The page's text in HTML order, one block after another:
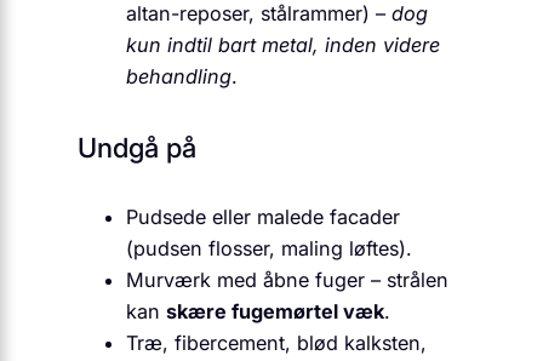
altan-reposer, stålrammer) – dog
kun indtil bart metal, inden videre
behandling.
Undgå på
Pudsede eller malede facader
(pudsen flosser, maling løftes).
Murværk med åbne fuger – strålen
kan skære fugemørtel væk.
Træ, fibercement, blød kalksten,